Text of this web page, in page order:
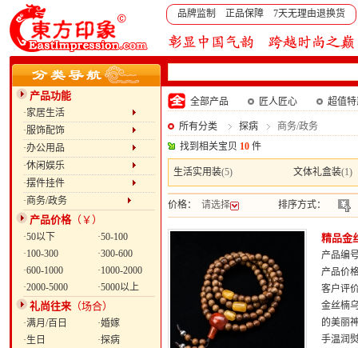
品牌监制 正品保障 7天无理由退换货
产品功能
·家居生活
·服饰配饰
·办公用品
·休闲娱乐
·摆件挂件
·商务/政务
产品价格（￥）
·50以下
·50-100
·100-300
·300-600
·600-1000
·1000-2000
·2000-5000
·5000以上
礼尚往来 （场合）
·满月/百日
·婚嫁
·生日
·探病
全部产品 匠人匠心 超值
所有分类 探病
商务/政务
找到相关宝贝 10 件
生活实用装(5) 文体礼盒装(1)
价格： 请选择 排序方式：
精品金
产品编
产品价
客户评
金丝楠
的美丽
手温润